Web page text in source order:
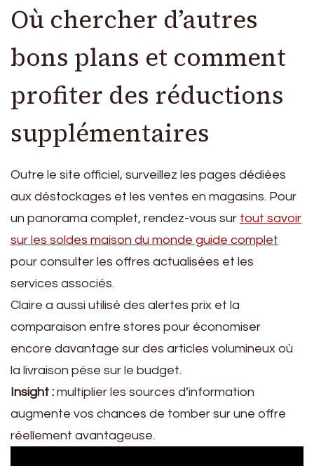
Où chercher d’autres
bons plans et comment
profiter des réductions
supplémentaires
Outre le site officiel, surveillez les pages dédiées
aux déstockages et les ventes en magasins. Pour
un panorama complet, rendez-vous sur tout savoir
sur les soldes maison du monde guide complet
pour consulter les offres actualisées et les
services associés.
Claire a aussi utilisé des alertes prix et la
comparaison entre stores pour économiser
encore davantage sur des articles volumineux où
la livraison pèse sur le budget.
Insight : multiplier les sources d’information
augmente vos chances de tomber sur une offre
réellement avantageuse.